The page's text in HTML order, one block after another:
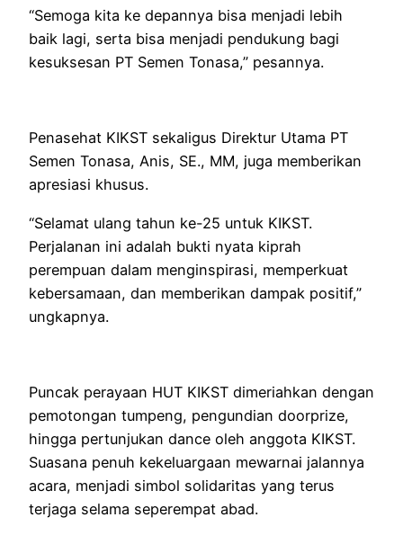
“Semoga kita ke depannya bisa menjadi lebih
baik lagi, serta bisa menjadi pendukung bagi
kesuksesan PT Semen Tonasa,” pesannya.
Penasehat KIKST sekaligus Direktur Utama PT
Semen Tonasa, Anis, SE., MM, juga memberikan
apresiasi khusus.
“Selamat ulang tahun ke-25 untuk KIKST.
Perjalanan ini adalah bukti nyata kiprah
perempuan dalam menginspirasi, memperkuat
kebersamaan, dan memberikan dampak positif,”
ungkapnya.
Puncak perayaan HUT KIKST dimeriahkan dengan
pemotongan tumpeng, pengundian doorprize,
hingga pertunjukan dance oleh anggota KIKST.
Suasana penuh kekeluargaan mewarnai jalannya
acara, menjadi simbol solidaritas yang terus
terjaga selama seperempat abad.